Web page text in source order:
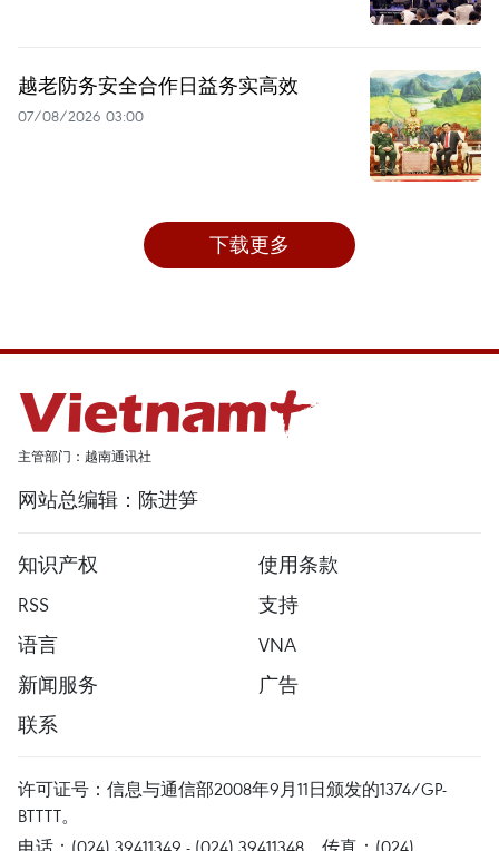
越老防务安全合作日益务实高效
07/08/2026 03:00
下载更多
主管部门：越南通讯社
网站总编辑：陈进笋
知识产权
使用条款
RSS
支持
语言
VNA
新闻服务
广告
联系
许可证号：信息与通信部2008年9月11日颁发的1374/GP-
BTTTT。
电话：(024) 39411349 - (024) 39411348，传真：(024)